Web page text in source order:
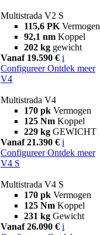
Multistrada V2 S
115,6 PK Vermogen
92,1 nm Koppel
202 kg gewicht
Vanaf 19.590 € i
Configureer Ontdek meer
V4
Multistrada V4
170 pk Vermogen
125 Nm Koppel
229 kg GEWICHT
Vanaf 21.390 € i
Configureer Ontdek meer
V4 S
Multistrada V4 S
170 pk Vermogen
125 Nm Koppel
231 kg Gewicht
Vanaf 26.090 € i